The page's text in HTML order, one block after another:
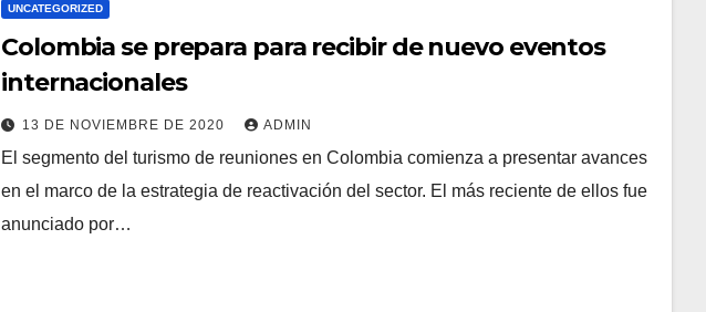
UNCATEGORIZED
Colombia se prepara para recibir de nuevo eventos
internacionales
13 DE NOVIEMBRE DE 2020 ADMIN
El segmento del turismo de reuniones en Colombia comienza a presentar avances
en el marco de la estrategia de reactivación del sector. El más reciente de ellos fue
anunciado por…